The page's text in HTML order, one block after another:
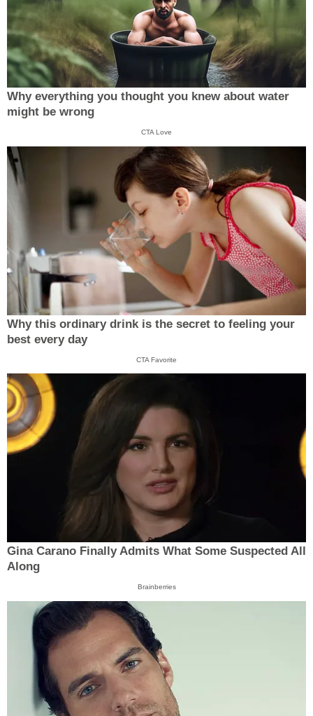
Why everything you thought you knew about water
might be wrong
CTA Love
Why this ordinary drink is the secret to feeling your
best every day
CTA Favorite
Gina Carano Finally Admits What Some Suspected All
Along
Brainberries